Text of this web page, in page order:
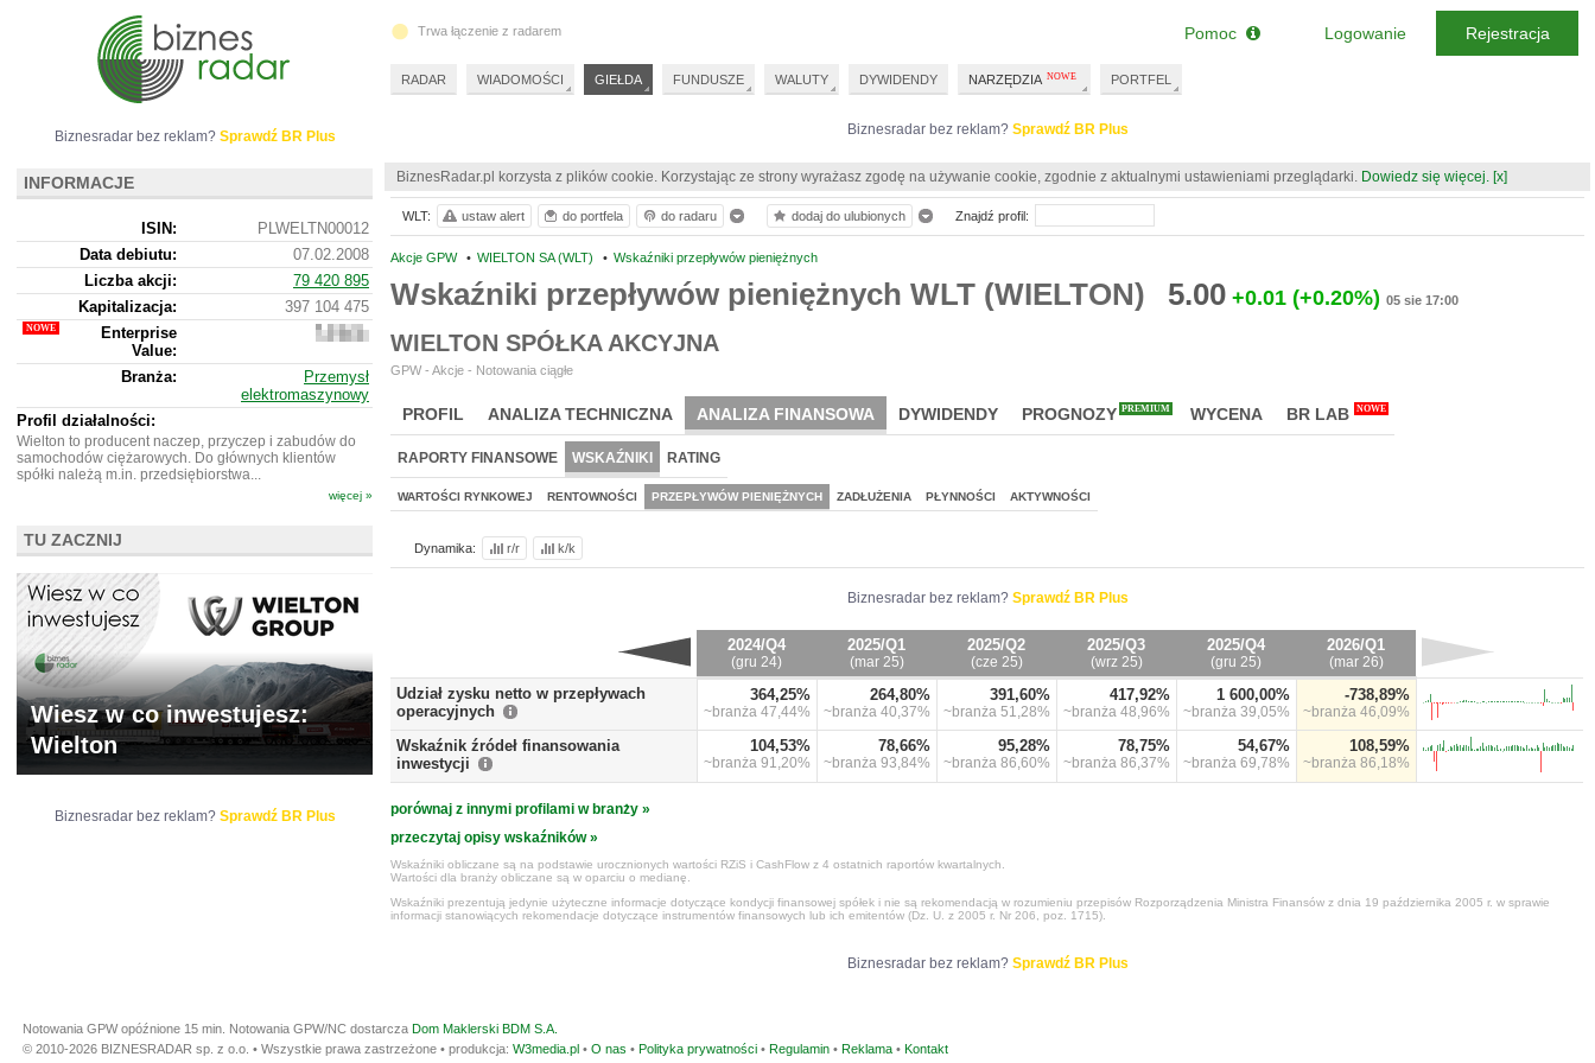
Biznesradar bez reklam? Sprawdź BR Plus
BiznesRadar.pl korzysta z plików cookie. Korzystając ze strony wyrażasz zgodę na używanie cookie, zgodnie z aktualnymi ustawieniami przeglądarki. Dowiedz się więcej. [x]
Akcje GPW • WIELTON SA (WLT) • Wskaźniki przepływów pieniężnych
Wskaźniki przepływów pieniężnych WLT (WIELTON) 5.00 +0.01 (+0.20%) 05 sie 17:00
WIELTON SPÓŁKA AKCYJNA
GPW - Akcje - Notowania ciągłe
PROFIL ANALIZA TECHNICZNA ANALIZA FINANSOWA DYWIDENDY PROGNOZY PREMIUM WYCENA BR LAB NOWE
RAPORTY FINANSOWE WSKAŹNIKI RATING
WARTOŚCI RYNKOWEJ RENTOWNOŚCI PRZEPŁYWÓW PIENIĘŻNYCH ZADŁUŻENIA PŁYNNOŚCI AKTYWNOŚCI
Dynamika: r/r k/k
Biznesradar bez reklam? Sprawdź BR Plus
2024/Q4
(gru 24)
2025/Q1
(mar 25)
2025/Q2
(cze 25)
2025/Q3
(wrz 25)
2025/Q4
(gru 25)
2026/Q1
(mar 26)
Udział zysku netto w przepływach
operacyjnych
364,25%
~branża 47,44%
264,80%
~branża 40,37%
391,60%
~branża 51,28%
417,92%
~branża 48,96%
1 600,00%
~branża 39,05%
-738,89%
~branża 46,09%
Wskaźnik źródeł finansowania
inwestycji
104,53%
~branża 91,20%
78,66%
~branża 93,84%
95,28%
~branża 86,60%
78,75%
~branża 86,37%
54,67%
~branża 69,78%
108,59%
~branża 86,18%
porównaj z innymi profilami w branży »
przeczytaj opisy wskaźników »
Wskaźniki obliczane są na podstawie urocznionych wartości RZiS i CashFlow z 4 ostatnich raportów kwartalnych.
Wartości dla branży obliczane są w oparciu o medianę.
Wskaźniki prezentują jedynie użyteczne informacje dotyczące kondycji finansowej spółek i nie są rekomendacją w rozumieniu przepisów Rozporządzenia Ministra Finansów z dnia 19 października 2005 r. w sprawie
informacji stanowiących rekomendacje dotyczące instrumentów finansowych lub ich emitentów (Dz. U. z 2005 r. Nr 206, poz. 1715).
Biznesradar bez reklam? Sprawdź BR Plus
WLT: ustaw alert do portfela do radaru dodaj do ulubionych Znajdź profil:
Biznesradar bez reklam? Sprawdź BR Plus
INFORMACJE
ISIN:
PLWELTN00012
Data debiutu:
07.02.2008
Liczba akcji:
79 420 895
Kapitalizacja:
397 104 475
Enterprise
Value:
1
104
475
Branża:
Przemysł
elektromaszynowy
Profil działalności:
Wielton to producent naczep, przyczep i zabudów do
samochodów ciężarowych. Do głównych klientów
spółki należą m.in. przedsiębiorstwa...
więcej »
TU ZACZNIJ
Wiesz w co inwestujesz:
Wielton
Biznesradar bez reklam? Sprawdź BR Plus
Trwa łączenie z radarem
RADAR WIADOMOŚCI GIEŁDA FUNDUSZE WALUTY DYWIDENDY NARZĘDZIA PORTFEL
Pomoc Logowanie Rejestracja
Notowania GPW opóźnione 15 min. Notowania GPW/NC dostarcza Dom Maklerski BDM S.A.
© 2010-2026 BIZNESRADAR sp. z o.o. • Wszystkie prawa zastrzeżone • produkcja: W3media.pl • O nas • Polityka prywatności • Regulamin • Reklama • Kontakt